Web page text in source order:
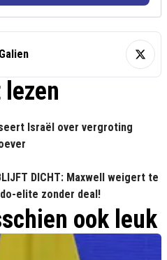
Israël over vergroting
DICHT: Maxwell weigert te
elite zonder deal!
ook leuk